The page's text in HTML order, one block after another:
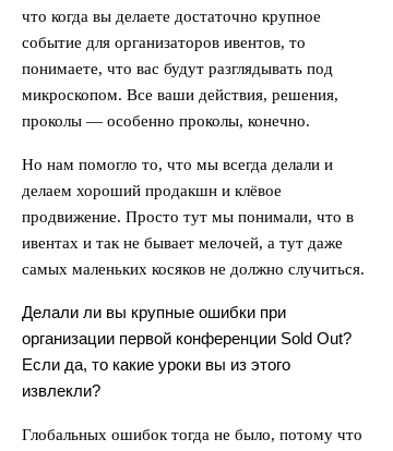
что когда вы делаете достаточно крупное
событие для организаторов ивентов, то
понимаете, что вас будут разглядывать под
микроскопом. Все ваши действия, решения,
проколы — особенно проколы, конечно.
Но нам помогло то, что мы всегда делали и
делаем хороший продакшн и клёвое
продвижение. Просто тут мы понимали, что в
ивентах и так не бывает мелочей, а тут даже
самых маленьких косяков не должно случиться.
Делали ли вы крупные ошибки при
организации первой конференции Sold Out?
Если да, то какие уроки вы из этого
извлекли?
Глобальных ошибок тогда не было, потому что